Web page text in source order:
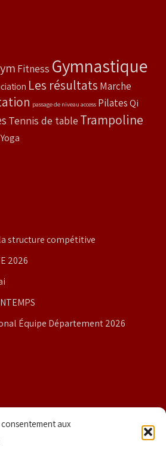
consentement aux
Fitness Gymnastique
Les résultats Marche
passage de niveau access Pilates Qi
Tennis de table Trampoline
Yoga
structure compétitive
2026
Équipe Département 2026